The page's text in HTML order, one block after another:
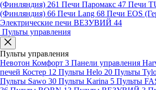
(Финляндия) 261 Печи Паромакс 47 Печи
(Финляндия) 66 Печи Lang 68 Печи EOS
Электрические печи ВЕЗУВИЙ 44
Пульты управления
Пульты управления
Невотон Комфорт 3 Панели управления
печей Костер 12 Пульты Helo 20 Пульты
Пульты Sawo 30 Пульты Karina 5 Пульты